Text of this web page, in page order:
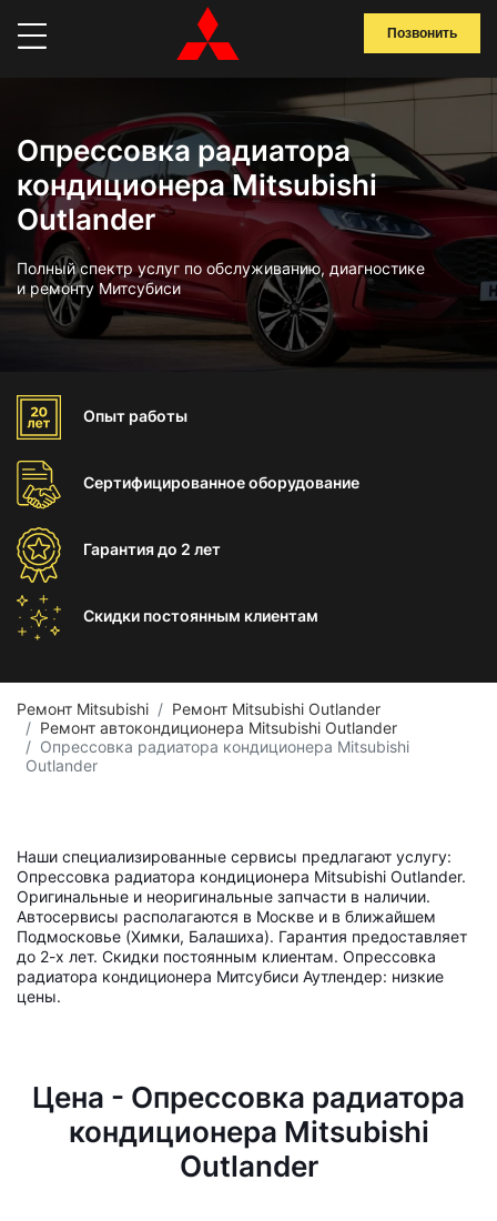
Позвонить
Опрессовка радиатора
кондиционера Mitsubishi
Outlander
Полный спектр услуг по обслуживанию, диагностике
и ремонту Митсубиси
Опыт работы
Сертифицированноеоборудование
Гарантиядо 2 лет
Скидки постоянным клиентам
Ремонт Mitsubishi
Ремонт Mitsubishi Outlander
Ремонт автокондиционера Mitsubishi Outlander
Опрессовка радиатора кондиционера Mitsubishi
Outlander
Наши специализированные сервисы предлагают услугу:
Опрессовка радиатора кондиционера Mitsubishi Outlander.
Оригинальные и неоригинальные запчасти в наличии.
Автосервисы располагаются в Москве и в ближайшем
Подмосковье (Химки, Балашиха). Гарантия предоставляет
до 2-х лет. Скидки постоянным клиентам. Опрессовка
радиатора кондиционера Митсубиси Аутлендер: низкие
цены.
Цена - Опрессовка радиатора
кондиционера Mitsubishi
Outlander